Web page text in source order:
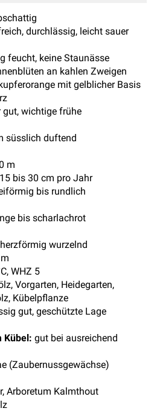
durchlässig, leicht sauer
feucht, keine Staunässe
an kahlen Zweigen
mit gelblicher Basis
gut, wichtige frühe
süsslich duftend
m
15 bis 30 cm pro Jahr
bis rundlich
bis scharlachrot
wurzelnd
WHZ 5
Vorgarten, Heidegarten,
Kübelpflanze
gut, geschützte Lage
Kübel: gut bei ausreichend
(Zaubernussgewächse)
Arboretum Kalmthout